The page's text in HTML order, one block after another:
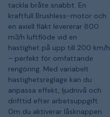
tackla bråte snabbt. En
kraftfull Brushless-motor och
en axiell fläkt levererar 800
m3/h luftflöde vid en
hastighet på upp till 200 km/h
– perfekt för omfattande
rengöring. Med variabelt
hastighetsreglage kan du
anpassa effekt, ljudnivå och
drifttid efter arbetsuppgift.
Om du aktiverar låsknappen